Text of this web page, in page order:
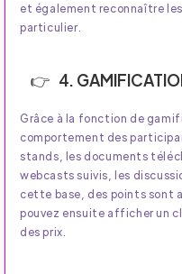
et également reconnaître
particulier.
4.
Grâce à la fonction de
comportement des
stands, les documents
webcasts suivis, les
cette base, des points sont
pouvez ensuite afficher un
des prix.